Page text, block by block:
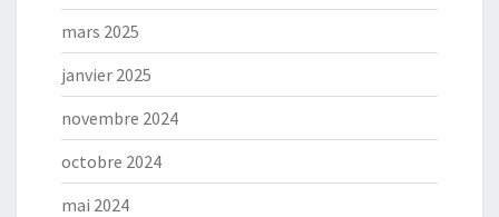
mars 2025
janvier 2025
novembre 2024
octobre 2024
mai 2024